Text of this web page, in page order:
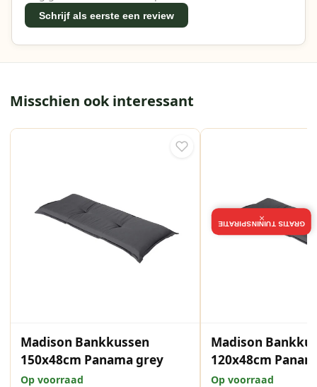
Schrijf als eerste een review
Misschien ook interessant
Madison Bankkussen
150x48cm Panama grey
Op voorraad
Madison
120x48cm
Op voorraad
GRATIS TUININSPIRATIE
×